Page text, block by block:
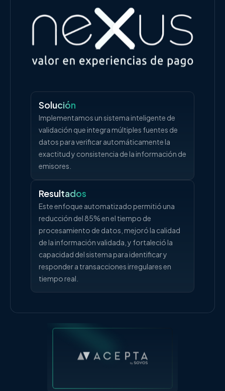
Solución
Implementamos un sistema inteligente de
validación que integra múltiples fuentes de
datos para verificar automáticamente la
exactitud y consistencia de la información de
emisores.
Resultados
Este enfoque automatizado permitió una
reducción del 85% en el tiempo de
procesamiento de datos, mejoró la calidad
de la información validada, y fortaleció la
capacidad del sistema para identificar y
responder a transacciones irregulares en
tiempo real.